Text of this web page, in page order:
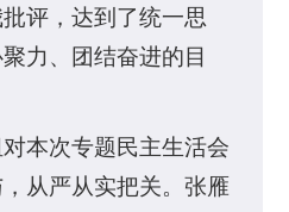
评，达到了统一思
力、团结奋进的目
本次专题民主生活会
从严从实把关。张雁